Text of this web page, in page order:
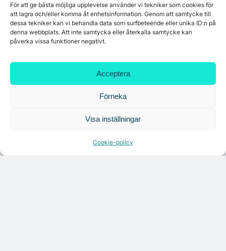
För att ge bästa möjliga upplevelse använder vi tekniker som cookies för
att lagra och/eller komma åt enhetsinformation. Genom att samtycke till
dessa tekniker kan vi behandla data som surfbeteende eller unika ID:n på
denna webbplats. Att inte samtycka eller återkalla samtycke kan
påverka vissa funktioner negativt.
Acceptera
Förneka
Visa inställningar
Cookie-policy
7A återöppnar mötesvåning på Vasagatan
Croisette rådgivare vid fastighetsaffär